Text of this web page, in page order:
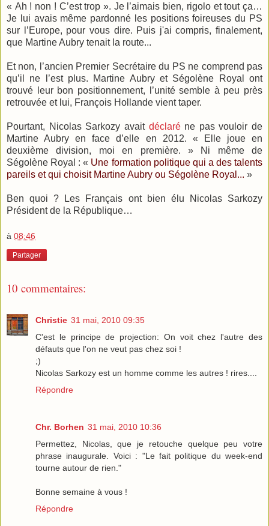
« Ah ! non ! C’est trop ». Je l’aimais bien, rigolo et tout ça…
Je lui avais même pardonné les positions foireuses du PS
sur l’Europe, pour vous dire. Puis j'ai compris, finalement,
que Martine Aubry tenait la route...
Et non, l’ancien Premier Secrétaire du PS ne comprend pas
qu’il ne l’est plus. Martine Aubry et Ségolène Royal ont
trouvé leur bon positionnement, l’unité semble à peu près
retrouvée et lui, François Hollande vient taper.
Pourtant, Nicolas Sarkozy avait déclaréne pas vouloir de
Martine Aubry en face d’elle en 2012. « Elle joue en
deuxième division, moi en première. » Ni même de
Ségolène Royal : « Une formation politique qui a des talents
pareils et qui choisit Martine Aubry ou Ségolène Royal... »
Ben quoi ? Les Français ont bien élu Nicolas Sarkozy
Président de la République…
à 08:46
Partager
10 commentaires:
Christie 31 mai, 2010 09:35
C'est le principe de projection: On voit chez l'autre des
défauts que l'on ne veut pas chez soi !
;)
Nicolas Sarkozy est un homme comme les autres ! rires....
Répondre
Chr. Borhen 31 mai, 2010 10:36
Permettez, Nicolas, que je retouche quelque peu votre
phrase inaugurale. Voici : "Le fait politique du week-end
tourne autour de rien."
Bonne semaine à vous !
Répondre